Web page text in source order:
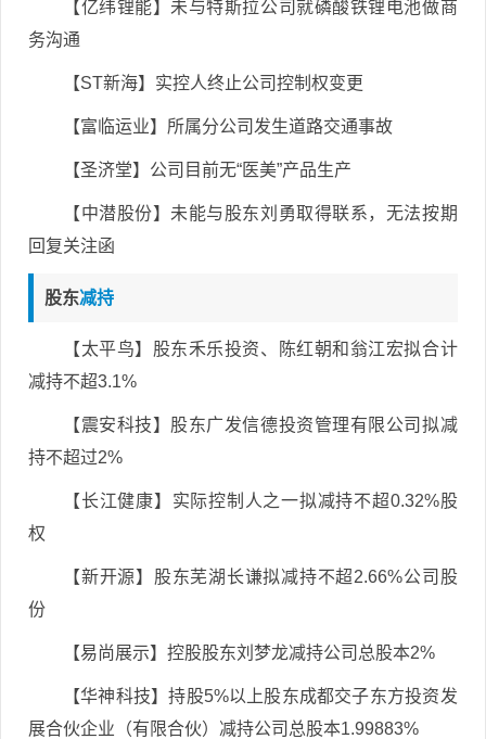
【亿纬锂能】未与特斯拉公司就磷酸铁锂电池做商
务沟通
【ST新海】实控人终止公司控制权变更
【富临运业】所属分公司发生道路交通事故
【圣济堂】公司目前无“医美”产品生产
【中潜股份】未能与股东刘勇取得联系，无法按期
回复关注函
股东减持
【太平鸟】股东禾乐投资、陈红朝和翁江宏拟合计
减持不超3.1%
【震安科技】股东广发信德投资管理有限公司拟减
持不超过2%
【长江健康】实际控制人之一拟减持不超0.32%股
权
【新开源】股东芜湖长谦拟减持不超2.66%公司股
份
【易尚展示】控股股东刘梦龙减持公司总股本2%
【华神科技】持股5%以上股东成都交子东方投资发
展合伙企业（有限合伙）减持公司总股本1.99883%